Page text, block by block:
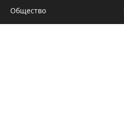
Общество